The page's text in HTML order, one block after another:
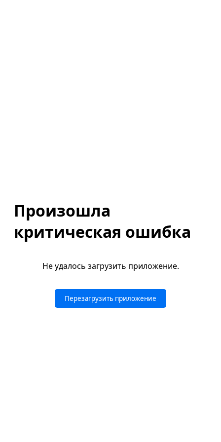
Произошла
критическая ошибка
Не удалось загрузить приложение.
Перезагрузить приложение